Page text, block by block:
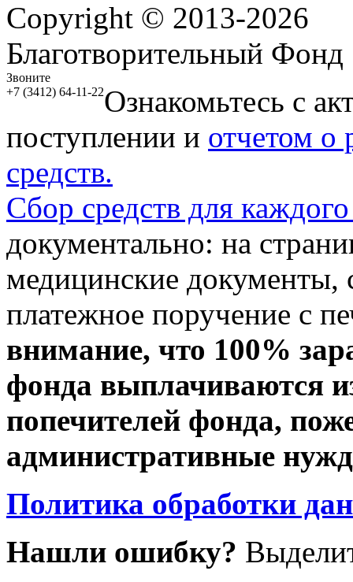
Copyright © 2013-2026
Благотворительный
Звоните
+7 (3412) 64-11-22Ознакомьтесь с
поступлении и отчетом о
средств.
Сбор средств для
документально: на
медицинские документы,
платежное поручение с
внимание, что 100%
фонда выплачиваются
попечителей фонда,
административные
Политика обработки
Нашли ошибку?